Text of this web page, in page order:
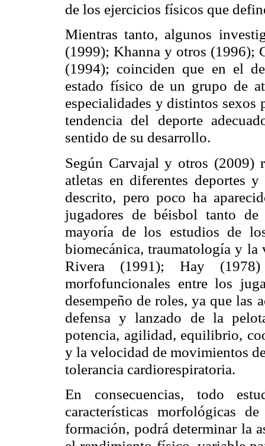
de los ejercicios físicos que
Mientras tanto, algunos
(1999);Khanna y otros (1996);
(1994); coinciden que en el
estado físico de un grupo de
especialidades y distintos
tendencia del deporte
sentido de su desarrollo.
Según Carvajal y otros (2009)
atletas en diferentes deportes
descrito, pero poco ha
jugadores de béisbol tanto
mayoría de los estudios de
biomecánica, traumatología y la
Rivera (1991); Hay
morfofuncionales entre los
desempeño de roles, ya que las
defensa y lanzado de la
potencia, agilidad, equilibrio,
y la velocidad de movimientos
tolerancia cardiorespiratoria.
En consecuencias, todo
características morfológicas
formación, podrá determinar la